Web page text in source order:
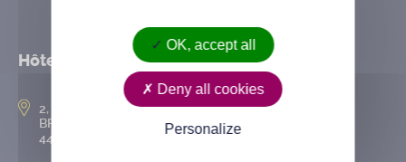
Hôtel de ville
2, rue de l’Hôtel-de-Ville
BP 50167
44802 Saint-Herblain cedex
OK, accept all
Deny all cookies
Personalize